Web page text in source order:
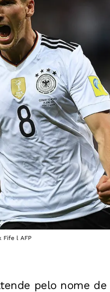
Fife l AFP
pelo nome de